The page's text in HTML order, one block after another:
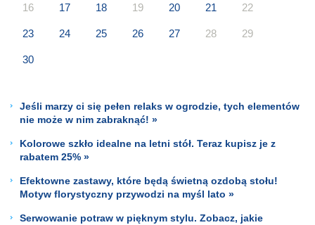
16 17 18 19 20 21 22
23 24 25 26 27 28 29
30
Jeśli marzy ci się pełen relaks w ogrodzie, tych elementów
nie może w nim zabraknąć! »
Kolorowe szkło idealne na letni stół. Teraz kupisz je z
rabatem 25% »
Efektowne zastawy, które będą świetną ozdobą stołu!
Motyw florystyczny przywodzi na myśl lato »
Serwowanie potraw w pięknym stylu. Zobacz, jakie